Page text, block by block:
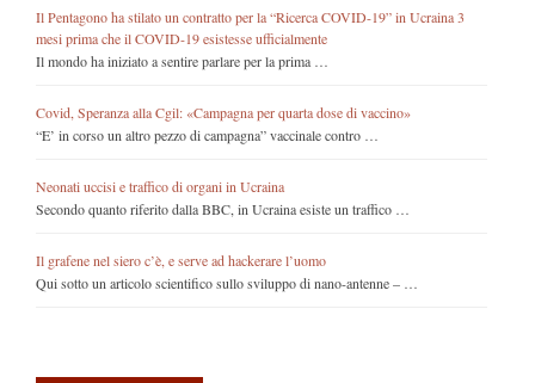
Il Pentagono ha stilato un contratto per la “Ricerca COVID-19” in Ucraina 3
mesi prima che il COVID-19 esistesse ufficialmente
Il mondo ha iniziato a sentire parlare per la prima …
Covid, Speranza alla Cgil: «Campagna per quarta dose di vaccino»
“E’ in corso un altro pezzo di campagna” vaccinale contro …
Neonati uccisi e traffico di organi in Ucraina
Secondo quanto riferito dalla BBC, in Ucraina esiste un traffico …
Il grafene nel siero c’è, e serve ad hackerare l’uomo
Qui sotto un articolo scientifico sullo sviluppo di nano-antenne – …